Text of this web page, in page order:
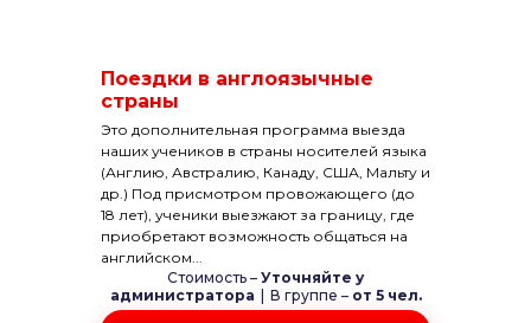
Поездки в англоязычные
страны
Это дополнительная программа выезда
наших учеников в страны носителей языка
(Англию, Австралию, Канаду, США, Мальту и
др.) Под присмотром провожающего (до
18 лет), ученики выезжают за границу, где
приобретают возможность общаться на
английском...
Стоимость – Уточняйте у
администратора
В группе – от 5 чел.